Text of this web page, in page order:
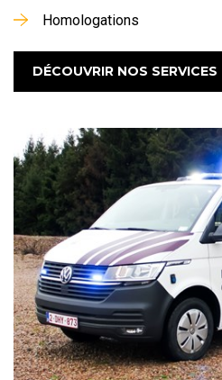
Homologations
DÉCOUVRIR NOS SERVICES